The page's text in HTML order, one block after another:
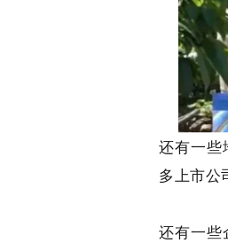
还有一些
多上市公
还有一些